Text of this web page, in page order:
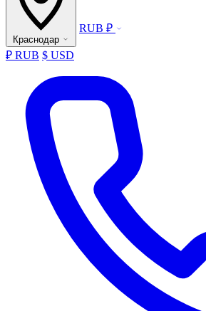
Краснодар
RUB ₽
₽ RUB $ USD